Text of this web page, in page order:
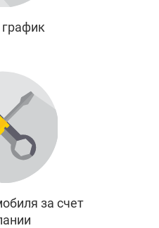
график
за счет